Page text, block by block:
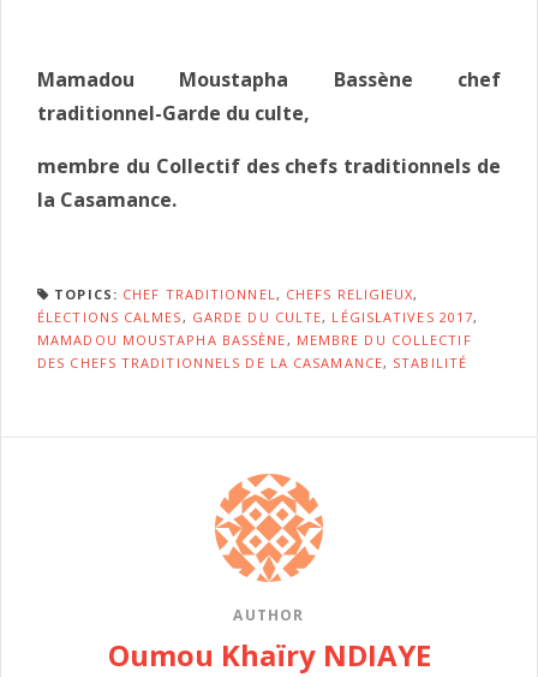
Mamadou Moustapha Bassène chef
traditionnel-Garde du culte,
membre du Collectif des chefs traditionnels de
la Casamance.
TOPICS: CHEF TRADITIONNEL, CHEFS RELIGIEUX,
ÉLECTIONS CALMES, GARDE DU CULTE, LÉGISLATIVES 2017,
MAMADOU MOUSTAPHA BASSÈNE, MEMBRE DU COLLECTIF
DES CHEFS TRADITIONNELS DE LA CASAMANCE, STABILITÉ
AUTHOR
Oumou Khaïry NDIAYE